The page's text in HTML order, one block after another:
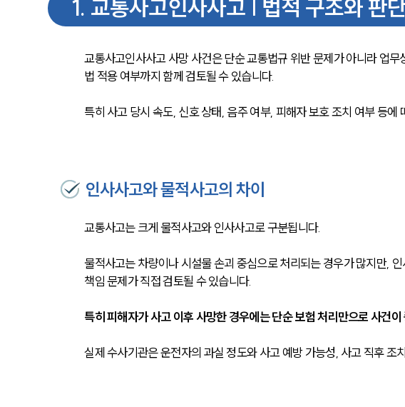
1. 교통사고인사사고 | 법적 구조와 판
교통사고인사사고 사망 사건은 단순 교통법규 위반 문제가 아니라 업
법 적용 여부까지 함께 검토될 수 있습니다.
특히 사고 당시 속도, 신호 상태, 음주 여부, 피해자 보호 조치 여부 등에
인사사고와 물적사고의 차이
교통사고는 크게 물적사고와 인사사고로 구분됩니다.
물적사고는 차량이나 시설물 손괴 중심으로 처리되는 경우가 많지만,
책임 문제가 직접 검토될 수 있습니다.
특히 피해자가 사고 이후 사망한 경우에는 단순 보험 처리만으로 사건
실제 수사기관은 운전자의 과실 정도와 사고 예방 가능성, 사고 직후 조